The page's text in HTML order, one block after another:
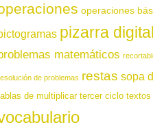
operaciones
pizarra digital
matemáticos
de problemas restas sopa
de multiplicar tercer ciclo textos